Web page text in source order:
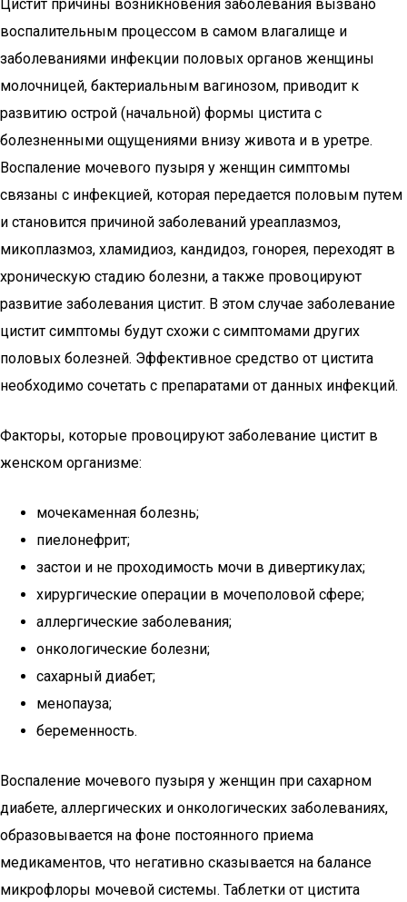
Цистит причины возникновения заболевания вызвано
воспалительным процессом в самом влагалище и
заболеваниями инфекции половых органов женщины
молочницей, бактериальным вагинозом, приводит к
развитию острой (начальной) формы цистита с
болезненными ощущениями внизу живота и в уретре.
Воспаление мочевого пузыря у женщин симптомы
связаны с инфекцией, которая передается половым путем
и становится причиной заболеваний уреаплазмоз,
микоплазмоз, хламидиоз, кандидоз, гонорея, переходят в
хроническую стадию болезни, а также провоцируют
развитие заболевания цистит. В этом случае заболевание
цистит симптомы будут схожи с симптомами других
половых болезней. Эффективное средство от цистита
необходимо сочетать с препаратами от данных инфекций.
Факторы, которые провоцируют заболевание цистит в
женском организме:
мочекаменная болезнь;
пиелонефрит;
застои и не проходимость мочи в дивертикулах;
хирургические операции в мочеполовой сфере;
аллергические заболевания;
онкологические болезни;
сахарный диабет;
менопауза;
беременность.
Воспаление мочевого пузыря у женщин при сахарном
диабете, аллергических и онкологических заболеваниях,
образовывается на фоне постоянного приема
медикаментов, что негативно сказывается на балансе
микрофлоры мочевой системы. Таблетки от цистита